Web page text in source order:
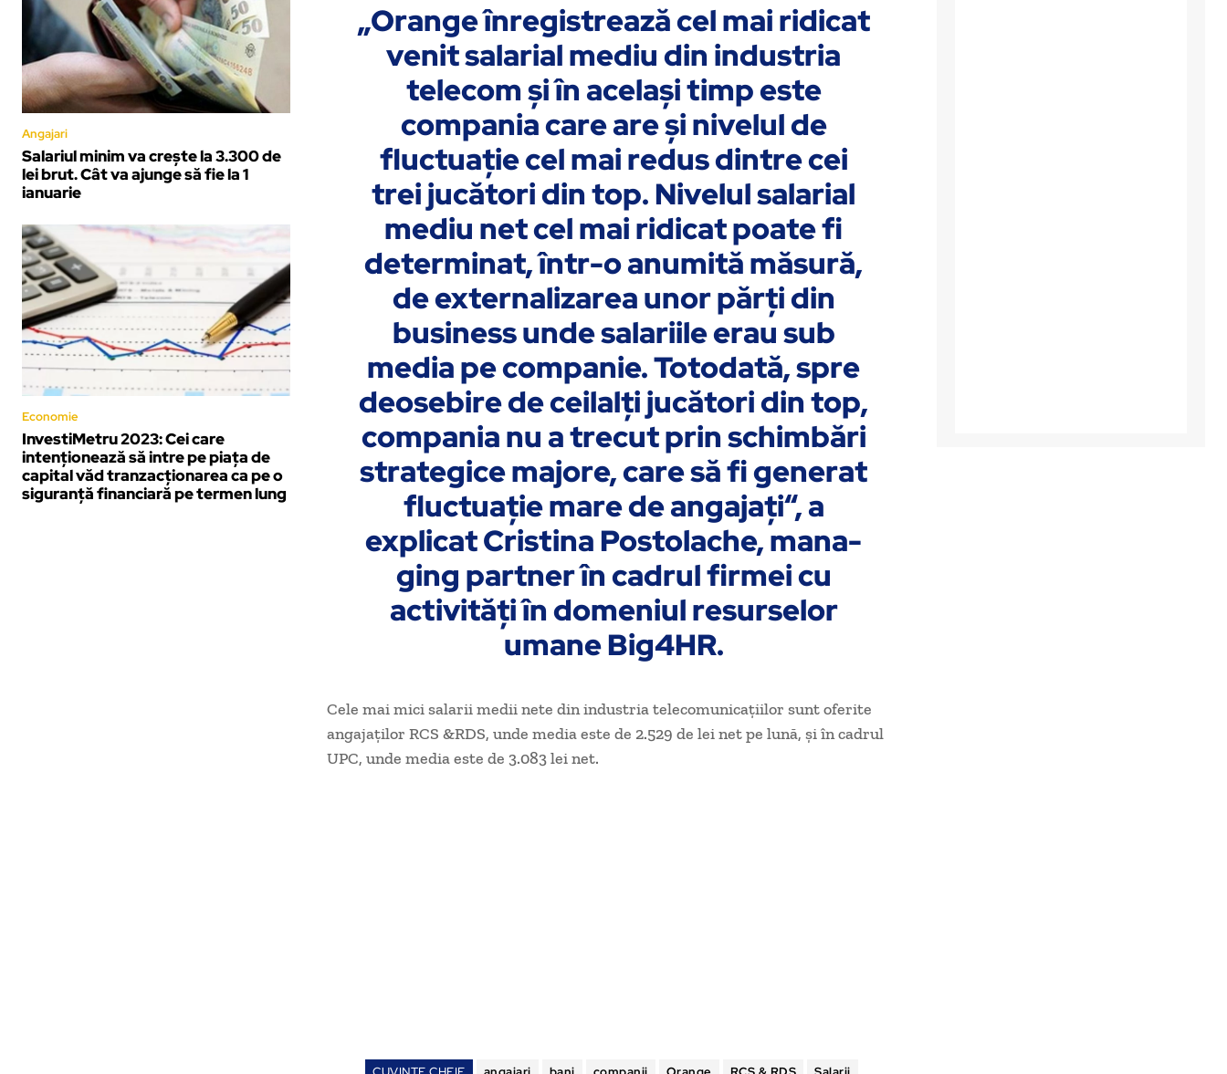
Angajari
Salariul minim va creşte la 3.300 de
lei brut. Cât va ajunge să fie la 1
ianuarie
Economie
InvestiMetru 2023: Cei care
intenționează să intre pe piața de
capital văd tranzacționarea ca pe o
siguranță financiară pe termen lung
„Orange înregistrează cel mai ridicat
venit salarial me­diu din industria
telecom şi în acelaşi timp este
compania ca­re are şi nivelul de
fluctuaţie cel mai redus dintre cei
trei jucă­tori din top. Nivelul salarial
me­diu net cel mai ridicat poa­te fi
determinat, într-o anu­mită măsură,
de externali­za­rea unor părţi din
business unde salariile erau sub
media pe com­pa­nie. Totodată, spre
deosebire de ceilalţi jucători din top,
com­pania nu a trecut prin schimbări
strategice ma­jore, care să fi generat
fluctua­ţie mare de angajaţi“, a
explicat Cristina Postolache, mana­
ging partner în cadrul firmei cu
activităţi în domeniul re­surselor
umane Big4HR.
Cele mai mici salarii medii nete din industria telecomu­nicaţiilor sunt oferite
angajaţilor RCS &RDS, unde media este de 2.529 de lei net pe lună, şi în cadrul
UPC, unde media este de 3.083 lei net.